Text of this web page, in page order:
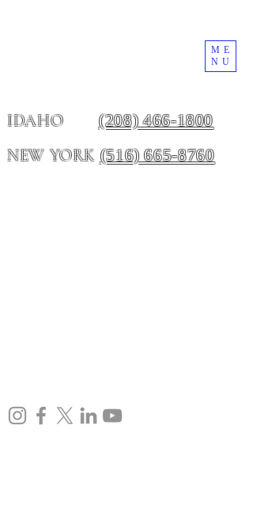
ME
NU
IDAHO(208) 466-1800
NEW YORK (516) 665-8760